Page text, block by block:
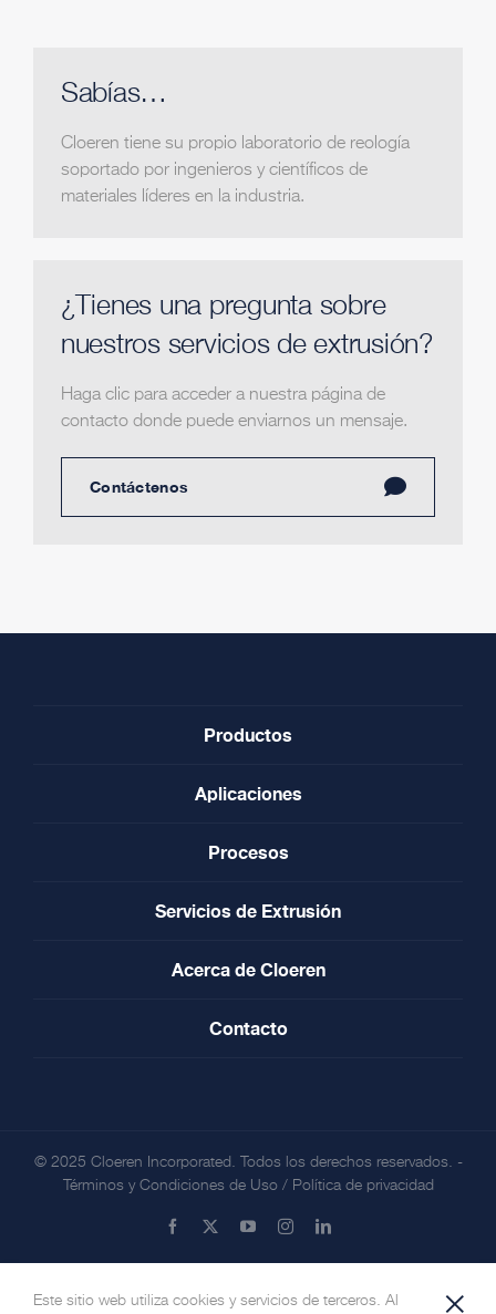
Sabías…
Cloeren tiene su propio laboratorio de reología
soportado por ingenieros y científicos de
materiales líderes en la industria.
¿Tienes una pregunta sobre
nuestros servicios de extrusión?
Haga clic para acceder a nuestra página de
contacto donde puede enviarnos un mensaje.
Contáctenos
Productos
Aplicaciones
Procesos
Servicios de Extrusión
Acerca de Cloeren
Contacto
© 2025 Cloeren Incorporated. Todos los derechos reservados. -
Términos y Condiciones de Uso/ Política de privacidad
Facebook YouTubeInstagramLinkedIn
Este sitio web utiliza cookies y servicios de terceros. Al ×